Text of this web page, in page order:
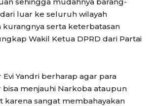
luar ke seluruh wilayah
kurangnya serta keterbatasan
Wakil Ketua DPRD dari Partai
Yandri berharap agar para
bisa menjauhi Narkoba ataupun
karena sangat membahayakan